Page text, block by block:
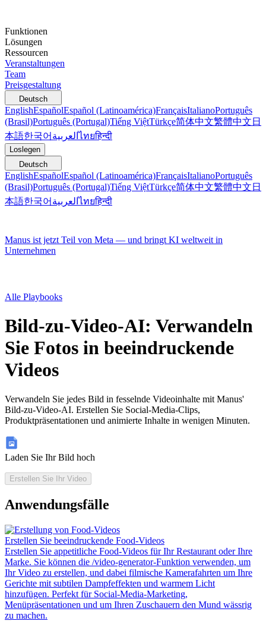
Funktionen
Lösungen
Ressourcen
Veranstaltungen
Team
Preisgestaltung
Deutsch
EnglishEspañolEspañol (Latinoamérica)FrançaisItalianoPortuguês
(Brasil)Português (Portugal)Tiếng ViệtTürkçe简体中文繁體中文 日
本語한국어 العربيةไทยहिन्दी
Loslegen
Deutsch
EnglishEspañolEspañol (Latinoamérica)FrançaisItalianoPortuguês
(Brasil)Português (Portugal)Tiếng ViệtTürkçe简体中文繁體中文 日
本語한국어 العربيةไทยहिन्दी
Manus ist jetzt Teil von Meta — und bringt KI weltweit in
Unternehmen
Alle Playbooks
Bild-zu-Video-AI: Verwandeln
Sie Fotos in beeindruckende
Videos
Verwandeln Sie jedes Bild in fesselnde Videoinhalte mit Manus'
Bild-zu-Video-AI. Erstellen Sie Social-Media-Clips,
Produktpräsentationen und animierte Inhalte in wenigen Minuten.
Laden Sie Ihr Bild hoch
Erstellen Sie Ihr Video
Anwendungsfälle
Erstellen Sie beeindruckende Food-Videos
Erstellen Sie appetitliche Food-Videos für Ihr Restaurant oder Ihre
Marke. Sie können die /video-generator-Funktion verwenden, um
Ihr Video zu erstellen, und dabei filmische Kamerafahrten um Ihre
Gerichte mit subtilen Dampfeffekten und warmem Licht
hinzufügen. Perfekt für Social-Media-Marketing,
Menüpräsentationen und um Ihren Zuschauern den Mund wässrig
zu machen.